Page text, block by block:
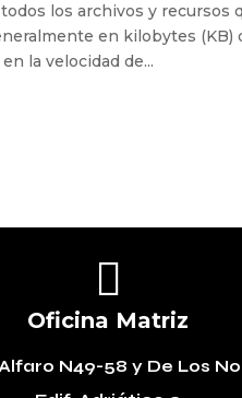
los archivos y recursos
en kilobytes (KB)
la velocidad de...

Oficina Matriz
N49-58 y De Los